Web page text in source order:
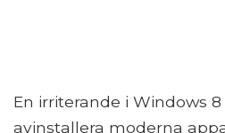
En irriterande i Windows
avinstallera moderna